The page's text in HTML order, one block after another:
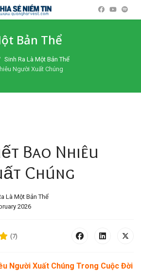
Bản Thể
Sinh Ra Là Một Bản Thể
Người Xuất Chúng
Bao Nhiêu
Chúng
Là Một Bản Thể
2026
(7)
Người Xuất Chúng Trong Cuộc Đời